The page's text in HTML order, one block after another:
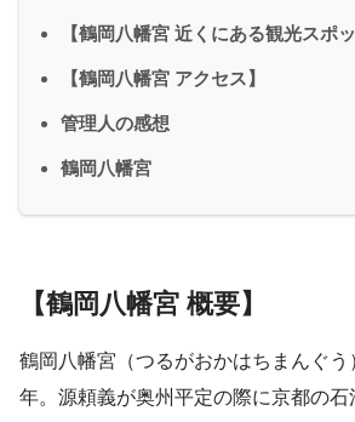
【鶴岡八幡宮 近くにある観光スポッ
【鶴岡八幡宮 アクセス】
管理人の感想
鶴岡八幡宮
【鶴岡八幡宮 概要】
鶴岡八幡宮（つるがおかはちまんぐ
年。源頼義が奥州平定の際に京都の石